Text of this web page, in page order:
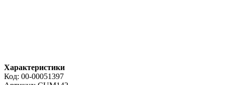
Характеристики
Код: 00-00051397